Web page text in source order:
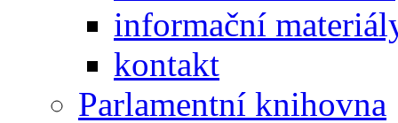
informační
kontakt
Parlamentní knihovna